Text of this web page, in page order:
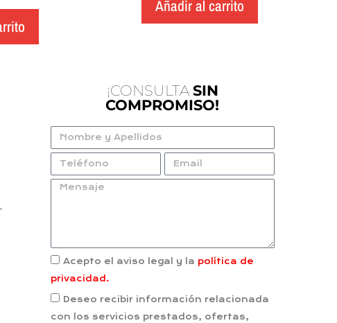
Añadir al carrito
¡CONSULTA SIN
COMPROMISO!
Acepto el aviso legal y la política de
privacidad.
Deseo recibir información relacionada
con los servicios prestados, ofertas,